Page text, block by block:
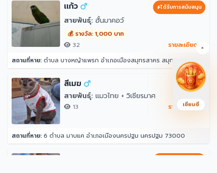
เเก้ว ได้รับการสนับสนุน
สายพันธุ์: ฮั้นมาคอว์
💰 รางวัล: 1,000 บาท
32
รายละเอียด →
สถานที่หาย: ตำบล บางหญ้าแพรก อำเภอเมืองสมุทรสาคร สมุทรสาคร 74000
สีเมฆ
สายพันธุ์: แมวไทย + วิเชียรมาศ
13 รายละเอียด →
สถานที่หาย: 6 ตำบล มาบแค อำเภอเมืองนครปฐม นครปฐม 73000
×
เซียมซี